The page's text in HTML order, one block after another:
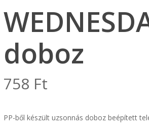
doboz
758 Ft
PP-ből készült uzsonnás doboz beépített